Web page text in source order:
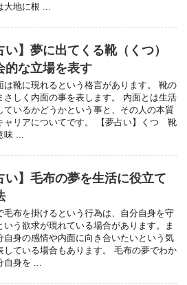
大地に根 ...
い】夢に出てくる靴（くつ）
的な立場を表す
は靴に現れるという格言があります。 靴の
さしく内面の事を表します。 内面とは生活
ているかどうかという事と、その人の本質
ャリアについてです。 【夢占い】くつ 靴
味 ...
い】毛布の夢を生活に役立て
毛布を掛けるという行為は、自分自身を守
いう欲求が現れている場合があります。ま
自身の感情や内面に向き合いたいという気
している場合もあります。 毛布の夢でわか
自身を ...